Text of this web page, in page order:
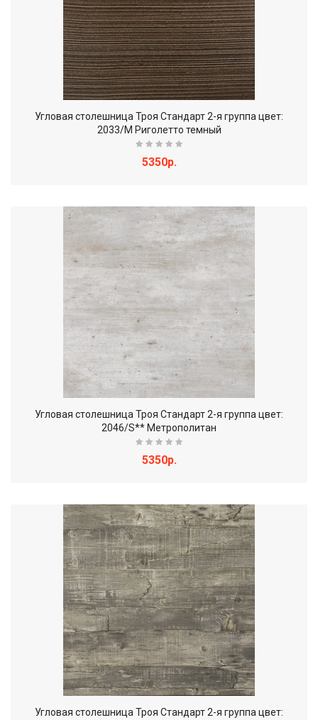
Угловая столешница Троя Стандарт 2-я группа цвет:
2033/M Риголетто темный
5350р.
Угловая столешница Троя Стандарт 2-я группа цвет:
2046/S** Метрополитан
5350р.
Угловая столешница Троя Стандарт 2-я группа цвет: